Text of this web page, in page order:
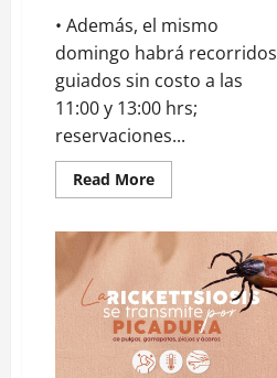
• Además, el mismo
domingo habrá recorridos
guiados sin costo a las
11:00 y 13:00 hrs;
reservaciones...
Read MoreRead
more
de
Jazz
este
domingo
en
el
Riviera